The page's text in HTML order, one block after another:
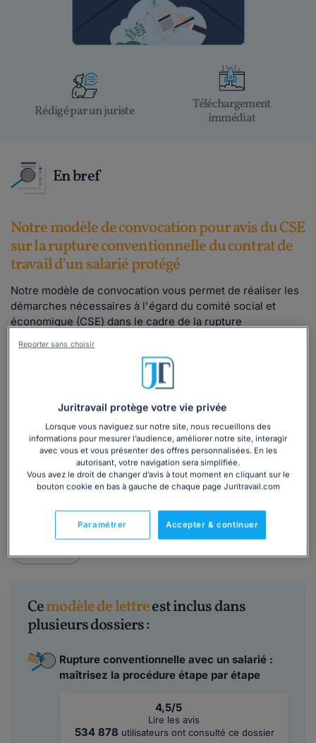
Rédigé par un juriste
Téléchargement
immédiat
En bref
Notre modèle de convocation pour avis du CSE
sur la rupture conventionnelle du contrat de
travail d'un salarié protégé
Notre modèle de convocation vous permet de réaliser les
démarches nécessaires à l'égard du comité social et
économique (CSE) dans le cadre de la rupture
Dans quel cas utiliser ce modèle ?
procéder à une rupture conventionnelle de son contrat de
✅ Voici un exemple demodèle de convocation à la
consultation du CSEconcernant la rupture
conventionnelle d'un salarié protégé. Ce modèle doit être
envoyé par l'employeur au CSE et au salarié protégé
concerné.
Cemodèle de lettreest inclus dans
plusieurs dossiers :
Rupture conventionnelle avec un salarié :
maîtrisez la procédure étape par étape
4,5/5
Lire les avis
534 878 utilisateurs ont consulté ce dossier
Juritravail protège votre vie privée
Lorsque vous naviguez sur notre site, nous recueillons des
informations pour mesurer l’audience, améliorer notre site, interagir
avec vous et vous présenter des offres personnalisées. En les
autorisant, votre navigation sera simplifiée.
Vous avez le droit de changer d’avis à tout moment en cliquant sur le
bouton cookie en bas à gauche de chaque page Juritravail.com
Accepter & continuer
Paramétrer
Reporter sans choisir